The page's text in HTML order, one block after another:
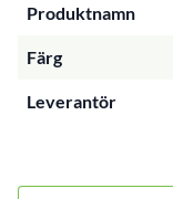
Produktnamn
Färg
Leverantör